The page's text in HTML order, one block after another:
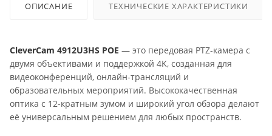
ОПИСАНИЕ ТЕХНИЧЕСКИЕ ХАРАКТЕРИСТИКИ
CleverCam 4912U3HS POE — это передовая PTZ-камера с
двумя объективами и поддержкой 4K, созданная для
видеоконференций, онлайн-трансляций и
образовательных мероприятий. Высококачественная
оптика с 12-кратным зумом и широкий угол обзора делают
её универсальным решением для любых пространств.